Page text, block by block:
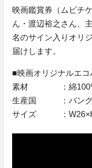
映画鑑賞券（ムビチ
ん・渡辺裕之さん、
名のサイン入りオリ
届けします。
■映画オリジナルエコ
素材 ：綿
生産国 ：バング
サイズ ：